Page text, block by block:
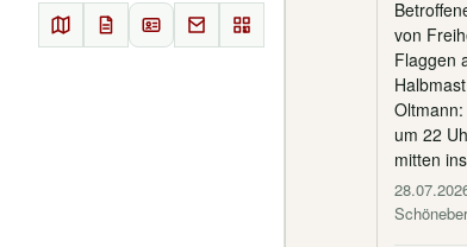
von
Flaggen
um 22
mitten